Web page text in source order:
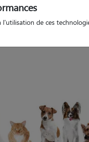
plus sur notre site. Merci de
de ces